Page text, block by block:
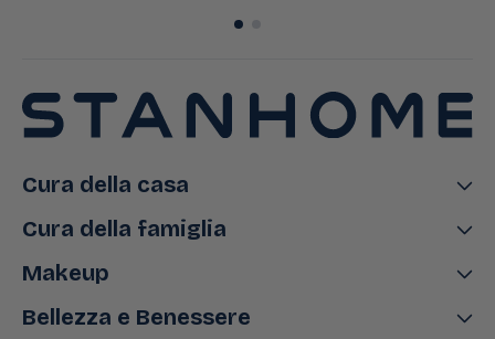
Cura della casa
Cura della famiglia
Makeup
Bellezza e Benessere